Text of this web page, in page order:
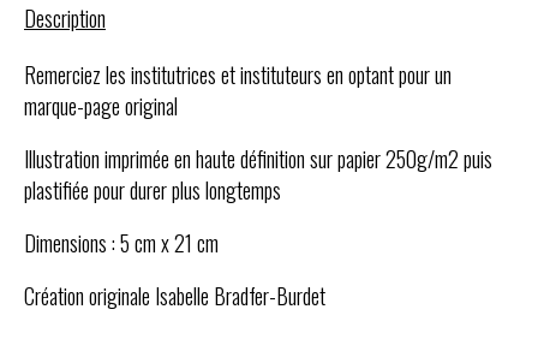
Description
Remerciez les institutrices et instituteurs en optant pour un
marque-page original
Illustration imprimée en haute définition sur papier 250g/m2 puis
plastifiée pour durer plus longtemps
Dimensions : 5 cm x 21 cm
Création originale Isabelle Bradfer-Burdet